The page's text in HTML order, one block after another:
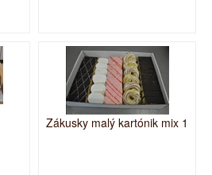
Zákusky malý kartónik mix 1